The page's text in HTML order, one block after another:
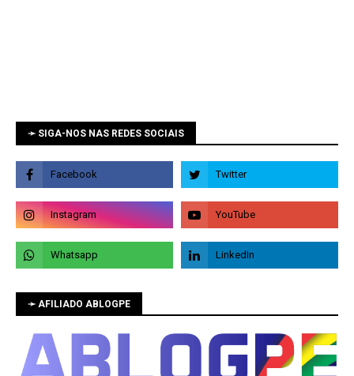
➛ SIGA-NOS NAS REDES SOCIAIS
➛ AFILIADO ABLOGPE